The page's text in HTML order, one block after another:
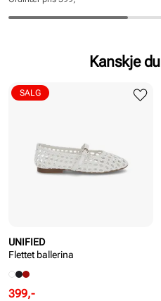
Pris
Pris
Kanskje
UNIFIED
Flettet ballerina
Rabattert
399,-
Ordinær
SALG